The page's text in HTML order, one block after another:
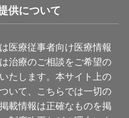
供について
医療従事者向け医療情報
治療のご相談をご希望の
たします。本サイト上の
いて、こちらでは一切の
載情報は正確なものを掲